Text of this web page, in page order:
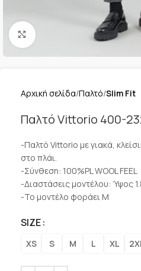
Κλικ για μεγέθυνση
Αρχική σελίδα Παλτό Slim Fit
Παλτό Vittorio 400-
-Παλτό Vittorio με γιακά,
στο πλάι.
-Σύνθεση: 100%PL WOOL FEEL
-Διαστάσεις μοντέλου: Ύψος
-Το μοντέλο φοράει M
SIZE
XS S M L XL